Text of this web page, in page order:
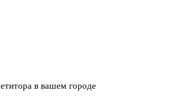
в вашем городе